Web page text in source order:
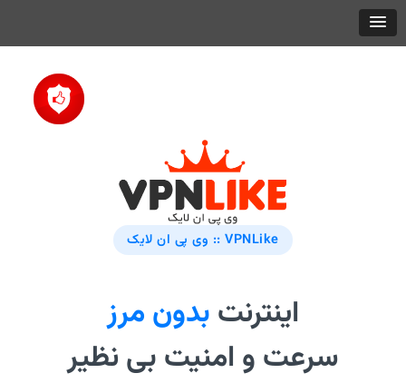
VPNLike :: وی پی ان لایک
اینترنت بدون مرز
سرعت و امنیت بی نظیر